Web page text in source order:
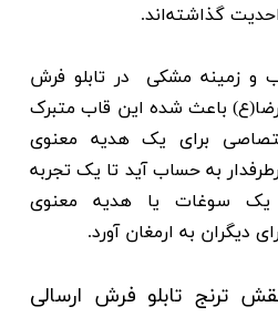
گذاشته‌اند.
و زمینه مشکی در تابلو فرش
حرم امام رضا(ع) باعث شده این قاب متبرک
برای یک هدیه معنوی
به حساب آید تا یک تجربه
یک سوغات یا هدیه معنوی
دیگران به ارمغان آورد.
ترنج تابلو فرش ارسالی